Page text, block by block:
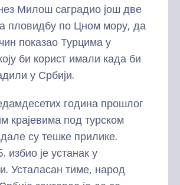
Милош саградио још две
пловидбу по Цном мору, да
показао Турцима у
би корист имали када би
у Србији.
година прошлог
крајевима под турском
су тешке прилике.
избио је устанак у
Усталасан тиме, народ